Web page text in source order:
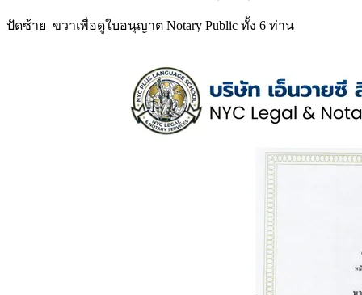
ปัดซ้าย–ขวาเพื่อดูใบอนุญาต Notary Public ทั้ง 6 ท่าน